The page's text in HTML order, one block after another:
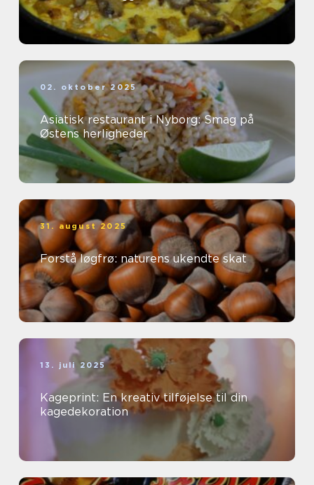
02. oktober 2025
Asiatisk restaurant i Nyborg: Smag på
Østens herligheder
31. august 2025
Forstå løgfrø: naturens ukendte skat
13. juli 2025
Kageprint: En kreativ tilføjelse til din
kagedekoration